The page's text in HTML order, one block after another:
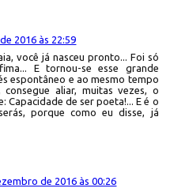
2016 às 22:59
você já nasceu pronto... Foi só
E tornou-se esse grande
espontâneo e ao mesmo tempo
consegue aliar, muitas vezes, o
Capacidade de ser poeta!... E é o
porque como eu disse, já
de 2016 às 00:26